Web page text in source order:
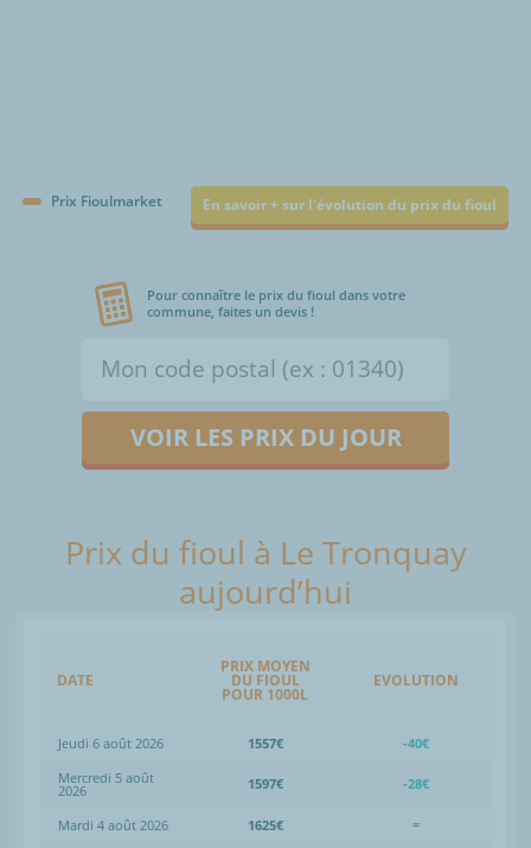
Prix Fioulmarket En savoir + sur l'évolution du prix du fioul
Pour connaître le prix du fioul dans votre
commune, faites un devis !
VOIR LES PRIX DU JOUR
Prix du fioul à Le Tronquay
aujourd’hui
DATE
PRIX MOYEN
DU FIOUL
POUR 1000L
EVOLUTION
Jeudi 6 août 2026 1557€
-40€
Mercredi 5 août
2026 1597€ -28€
Mardi 4 août 2026 1625€
=